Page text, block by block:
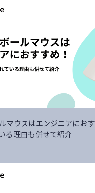
マウスはエンジニアにお
る理由も併せて紹介